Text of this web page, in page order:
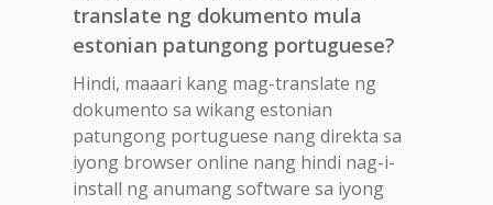
translate ng dokumento mula
estonian patungong portuguese?
Hindi, maaari kang mag-translate ng
dokumento sa wikang estonian
patungong portuguese nang direkta sa
iyong browser online nang hindi nag-i-
install ng anumang software sa iyong